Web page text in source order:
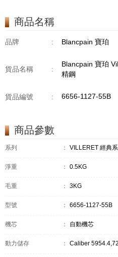
商品名稱
品牌 : Blancpain 寶珀
貨品名稱 :
Blancpain 寶珀
精鋼
貨品編號 : 6656-1127-55B
商品參數
系列 ： VILLERET 經典系
淨重 ： 0.5KG
毛重 ： 3KG
型號 ： 6656-1127-55B
機芯 ： 自動機芯
動力儲存 ： Caliber